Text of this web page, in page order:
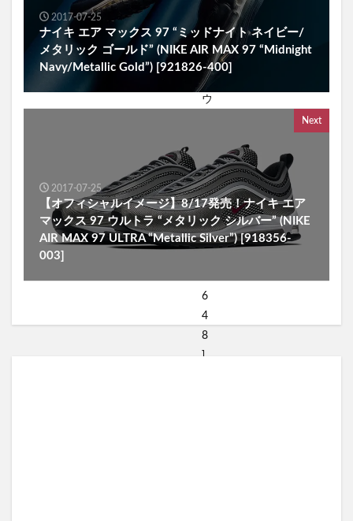
2017-07-25
ナイキ エア マックス 97 “ミッドナイト ネイビー/
メタリック ゴールド” (NIKE AIR MAX 97 “Midnight
Navy/Metallic Gold”) [921826-400]
Next
2017-07-25
【オフィシャルイメージ】8/17発売！ナイキ エア
マックス 97 ウルトラ “メタリック シルバー” (NIKE
AIR MAX 97 ULTRA “Metallic Silver”) [918356-
003]